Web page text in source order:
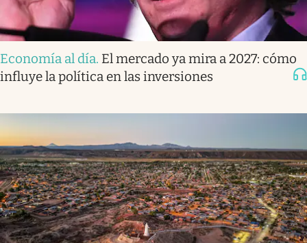
Economía al día. El mercado ya mira a 2027: cómo
influye la política en las inversiones